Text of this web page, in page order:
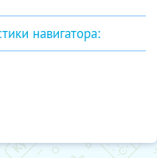
навигатора: